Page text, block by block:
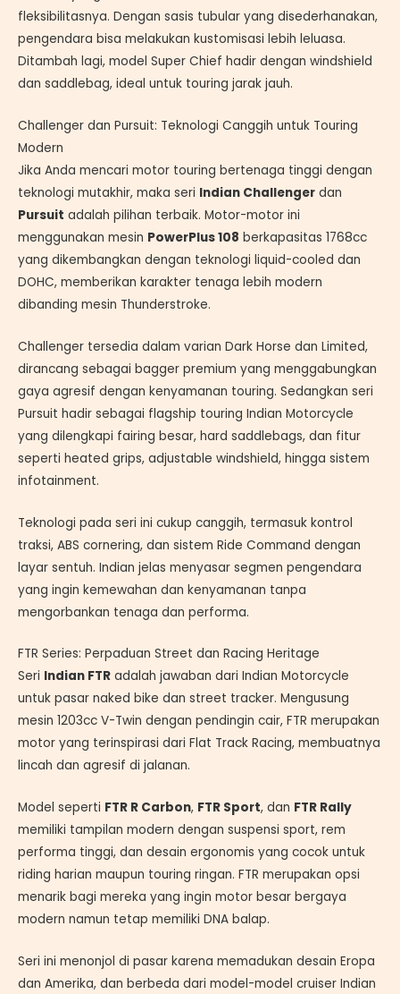
fleksibilitasnya. Dengan sasis tubular yang disederhanakan,
pengendara bisa melakukan kustomisasi lebih leluasa.
Ditambah lagi, model Super Chief hadir dengan windshield
dan saddlebag, ideal untuk touring jarak jauh.
Challenger dan Pursuit: Teknologi Canggih untuk Touring
Modern
Jika Anda mencari motor touring bertenaga tinggi dengan
teknologi mutakhir, maka seri Indian Challenger dan
Pursuit adalah pilihan terbaik. Motor-motor ini
menggunakan mesin PowerPlus 108 berkapasitas 1768cc
yang dikembangkan dengan teknologi liquid-cooled dan
DOHC, memberikan karakter tenaga lebih modern
dibanding mesin Thunderstroke.
Challenger tersedia dalam varian Dark Horse dan Limited,
dirancang sebagai bagger premium yang menggabungkan
gaya agresif dengan kenyamanan touring. Sedangkan seri
Pursuit hadir sebagai flagship touring Indian Motorcycle
yang dilengkapi fairing besar, hard saddlebags, dan fitur
seperti heated grips, adjustable windshield, hingga sistem
infotainment.
Teknologi pada seri ini cukup canggih, termasuk kontrol
traksi, ABS cornering, dan sistem Ride Command dengan
layar sentuh. Indian jelas menyasar segmen pengendara
yang ingin kemewahan dan kenyamanan tanpa
mengorbankan tenaga dan performa.
FTR Series: Perpaduan Street dan Racing Heritage
Seri Indian FTR adalah jawaban dari Indian Motorcycle
untuk pasar naked bike dan street tracker. Mengusung
mesin 1203cc V-Twin dengan pendingin cair, FTR merupakan
motor yang terinspirasi dari Flat Track Racing, membuatnya
lincah dan agresif di jalanan.
Model seperti FTR R Carbon, FTR Sport, dan FTR Rally
memiliki tampilan modern dengan suspensi sport, rem
performa tinggi, dan desain ergonomis yang cocok untuk
riding harian maupun touring ringan. FTR merupakan opsi
menarik bagi mereka yang ingin motor besar bergaya
modern namun tetap memiliki DNA balap.
Seri ini menonjol di pasar karena memadukan desain Eropa
dan Amerika, dan berbeda dari model-model cruiser Indian